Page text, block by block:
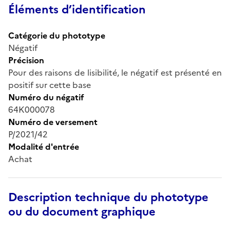
Éléments d’identification
Catégorie du phototype
Négatif
Précision
Pour des raisons de lisibilité, le négatif est présenté en
positif sur cette base
Numéro du négatif
64K000078
Numéro de versement
P/2021/42
Modalité d'entrée
Achat
Description technique du phototype
ou du document graphique